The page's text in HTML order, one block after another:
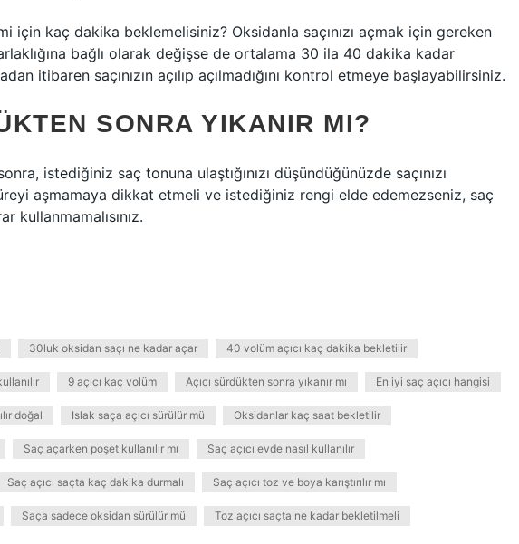
için kaç dakika beklemelisiniz? Oksidanla saçınızı açmak için gereken
bağlı olarak değişse de ortalama 30 ila 40 dakika kadar
itibaren saçınızın açılıp açılmadığını kontrol etmeye başlayabilirsiniz.
SONRA YIKANIR MI?
istediğiniz saç tonuna ulaştığınızı düşündüğünüzde saçınızı
aşmamaya dikkat etmeli ve istediğiniz rengi elde edemezseniz, saç
kullanmamalısınız.
30luk oksidan saçı ne kadar açar 40 volüm açıcı kaç dakika bekletilir
9 açıcı kaç volüm Açıcı sürdükten sonra yıkanır mı En iyi saç açıcı hangisi
doğal Islak saça açıcı sürülür mü Oksidanlar kaç saat bekletilir
Saç açarken poşet kullanılır mı Saç açıcı evde nasıl kullanılır
Saç açıcı saçta kaç dakika durmalı Saç açıcı toz ve boya karıştırılır mı
Saça sadece oksidan sürülür mü Toz açıcı saçta ne kadar bekletilmeli